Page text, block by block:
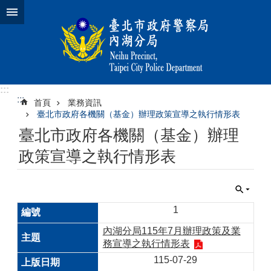
跳到主要內容區塊
:::
:::
首頁
業務資訊
臺北市政府各機關（基金）辦理政策宣導之執行情形表
臺北市政府各機關（基金）辦理
政策宣導之執行情形表
1
內湖分局115年7月辦理政策及業
務宣導之執行情形表
115-07-29